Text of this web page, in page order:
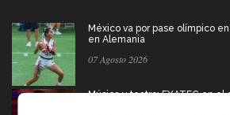
México va por pase olímpico
en Alemania
07 Agosto 2026
Música y teatro: EXATEC en el